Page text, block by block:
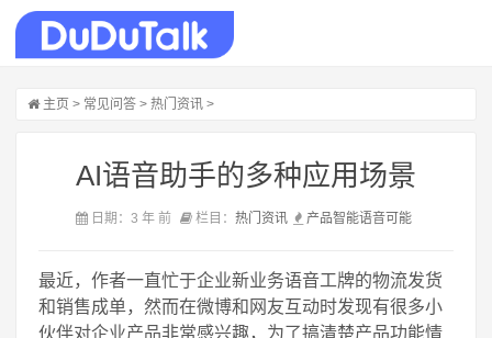
主页 > 常见问答 > 热门资讯 >
AI语音助手的多种应用场景
日期：3 年 前 栏目： 热门资讯 产品智能语音可能
最近，作者一直忙于企业新业务语音工牌的物流发货
和销售成单，然而在微博和网友互动时发现有很多小
伙伴对企业产品非常感兴趣，为了搞清楚产品功能情